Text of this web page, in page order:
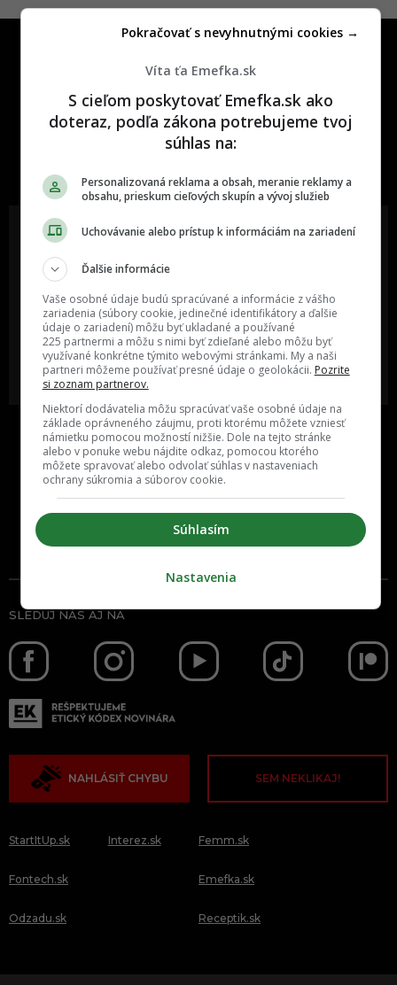
One time najzábavnejšie miesto na
slovenskom internete, next time
Oslov reklamou viac ako milión
ľudí v rôznych vekových
kategóriách a na rôznych
sociálnych sieťach a nakopni svoj
biznis alebo produkt.
MÁM ZÁUJEM O
SPOLUPRÁCU
mali určite napísať?
POŠLI NÁM TIP NA ČLÁNOK
SLEDUJ NÁS AJ NA
NAHLÁSIŤ CHYBU SEM NEKLIKAJ!
StartItUp.sk
Fontech.sk
Odzadu.sk
Interez.sk Femm.sk
Emefka.sk
Receptik.sk
Víta ťa Emefka.sk
S cieľom poskytovať Emefka.sk ako
doteraz, podľa zákona potrebujeme tvoj
súhlas na:
Personalizovaná reklama a obsah, meranie reklamy a
obsahu, prieskum cieľových skupín a vývoj služieb
Uchovávanie alebo prístup k informáciám na zariadení
Ďalšie informácie
Vaše osobné údaje budú spracúvané a informácie z vášho
zariadenia (súbory cookie, jedinečné identifikátory a ďalšie
údaje o zariadení) môžu byť ukladané a používané
225 partnermi a môžu s nimi byť zdieľané alebo môžu byť
využívané konkrétne týmito webovými stránkami. My a naši
partneri môžeme používať presné údaje o geolokácii. Pozrite
si zoznam partnerov.
Niektorí dodávatelia môžu spracúvať vaše osobné údaje na
základe oprávneného záujmu, proti ktorému môžete vzniesť
námietku pomocou možností nižšie. Dole na tejto stránke
alebo v ponuke webu nájdite odkaz, pomocou ktorého
môžete spravovať alebo odvolať súhlas v nastaveniach
ochrany súkromia a súborov cookie.
Súhlasím
Pokračovať s nevyhnutnými cookies →
Nastavenia